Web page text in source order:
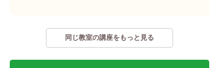
同じ教室の講座をもっと見る